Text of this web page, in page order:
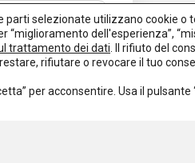
normativa
Eventi
parti selezionate utilizzano cookie o
“miglioramento dell'esperienza”,
trattamento dei dati . Il rifiuto del
rifiutare o revocare il tuo
per acconsentire. Usa il